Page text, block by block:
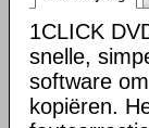
1CLICK
snelle,
software
kopiëren.